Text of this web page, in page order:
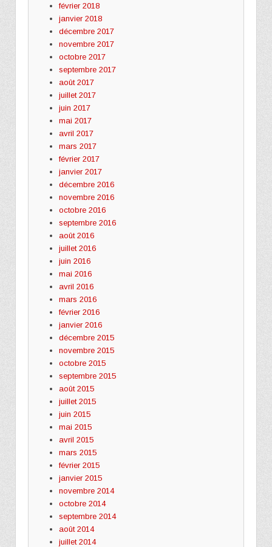
février 2018
janvier 2018
décembre 2017
novembre 2017
octobre 2017
septembre 2017
août 2017
juillet 2017
juin 2017
mai 2017
avril 2017
mars 2017
février 2017
janvier 2017
décembre 2016
novembre 2016
octobre 2016
septembre 2016
août 2016
juillet 2016
juin 2016
mai 2016
avril 2016
mars 2016
février 2016
janvier 2016
décembre 2015
novembre 2015
octobre 2015
septembre 2015
août 2015
juillet 2015
juin 2015
mai 2015
avril 2015
mars 2015
février 2015
janvier 2015
novembre 2014
octobre 2014
septembre 2014
août 2014
juillet 2014